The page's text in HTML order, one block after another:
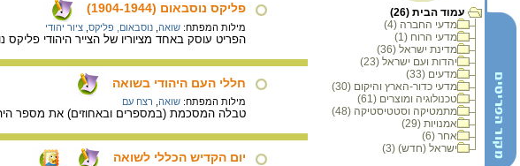
עמוד הבית (26)
מדעי החברה (4)
מדעי הרוח (1)
מדינת ישראל (36)
יהדות ועם ישראל (23)
מדעים (33)
מדעי כדור-הארץ והיקום (30)
טכנולוגיה ומוצרים (61)
מתמטיקה וסטטיסטיקה (48)
אמנויות (29)
אחר (6)
ישראל (חדש) (3)
פליקס נוסבאום (1904-1944)
מילות המפתח: שואה נוסבאום, פליקס ציור יהודי
הפריט עוסק באחד מציוריו של הצייר היהודי
חללי העם היהודי בשואה
מילות המפתח: שואה רצח עם
טבלה המסכמת (במספרים ובאחוזים) את מספר
יום הקדיש הכללי לשואה